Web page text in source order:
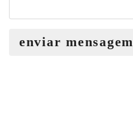
enviar mensagem